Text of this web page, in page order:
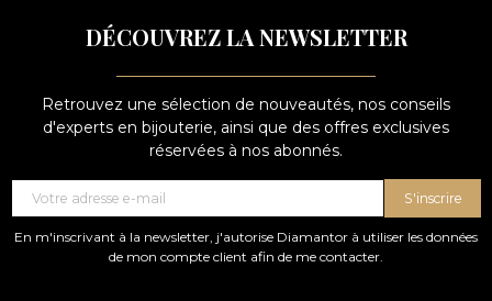
DÉCOUVREZ LA NEWSLETTER
Retrouvez une sélection de nouveautés, nos conseils
d'experts en bijouterie, ainsi que des offres exclusives
réservées à nos abonnés.
S'inscrire
En m'inscrivant à la newsletter, j'autorise Diamantor à utiliser les données
de mon compte client afin de me contacter.